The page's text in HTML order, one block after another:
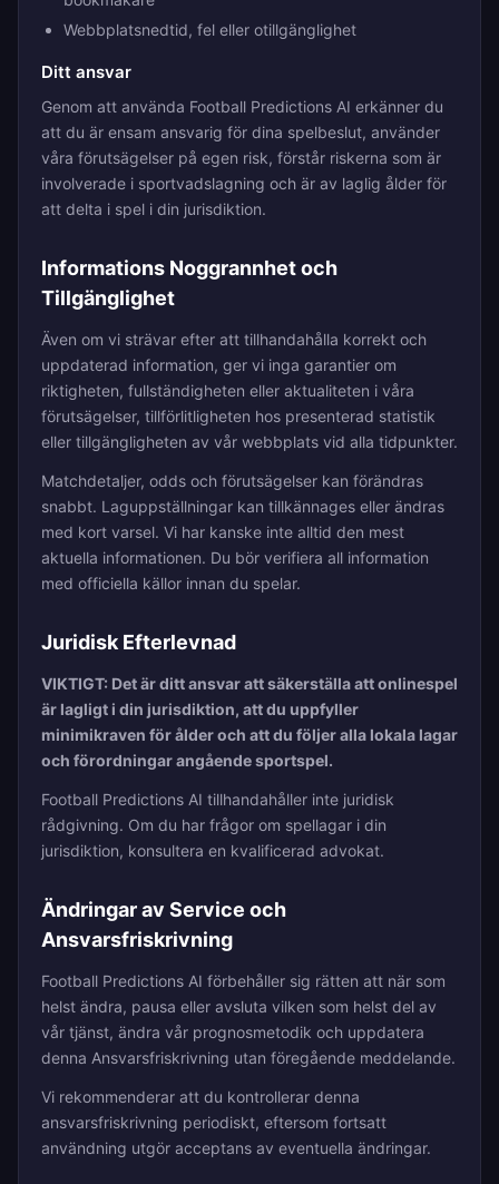
Webbplatsnedtid, fel eller otillgänglighet
Ditt ansvar
Genom att använda Football Predictions AI erkänner du
att du är ensam ansvarig för dina spelbeslut, använder
våra förutsägelser på egen risk, förstår riskerna som är
involverade i sportvadslagning och är av laglig ålder för
att delta i spel i din jurisdiktion.
Informations Noggrannhet och
Tillgänglighet
Även om vi strävar efter att tillhandahålla korrekt och
uppdaterad information, ger vi inga garantier om
riktigheten, fullständigheten eller aktualiteten i våra
förutsägelser, tillförlitligheten hos presenterad statistik
eller tillgängligheten av vår webbplats vid alla tidpunkter.
Matchdetaljer, odds och förutsägelser kan förändras
snabbt. Laguppställningar kan tillkännages eller ändras
med kort varsel. Vi har kanske inte alltid den mest
aktuella informationen. Du bör verifiera all information
med officiella källor innan du spelar.
Juridisk Efterlevnad
VIKTIGT: Det är ditt ansvar att säkerställa att onlinespel
är lagligt i din jurisdiktion, att du uppfyller
minimikraven för ålder och att du följer alla lokala lagar
och förordningar angående sportspel.
Football Predictions AI tillhandahåller inte juridisk
rådgivning. Om du har frågor om spellagar i din
jurisdiktion, konsultera en kvalificerad advokat.
Ändringar av Service och
Ansvarsfriskrivning
Football Predictions AI förbehåller sig rätten att när som
helst ändra, pausa eller avsluta vilken som helst del av
vår tjänst, ändra vår prognosmetodik och uppdatera
denna Ansvarsfriskrivning utan föregående meddelande.
Vi rekommenderar att du kontrollerar denna
ansvarsfriskrivning periodiskt, eftersom fortsatt
användning utgör acceptans av eventuella ändringar.